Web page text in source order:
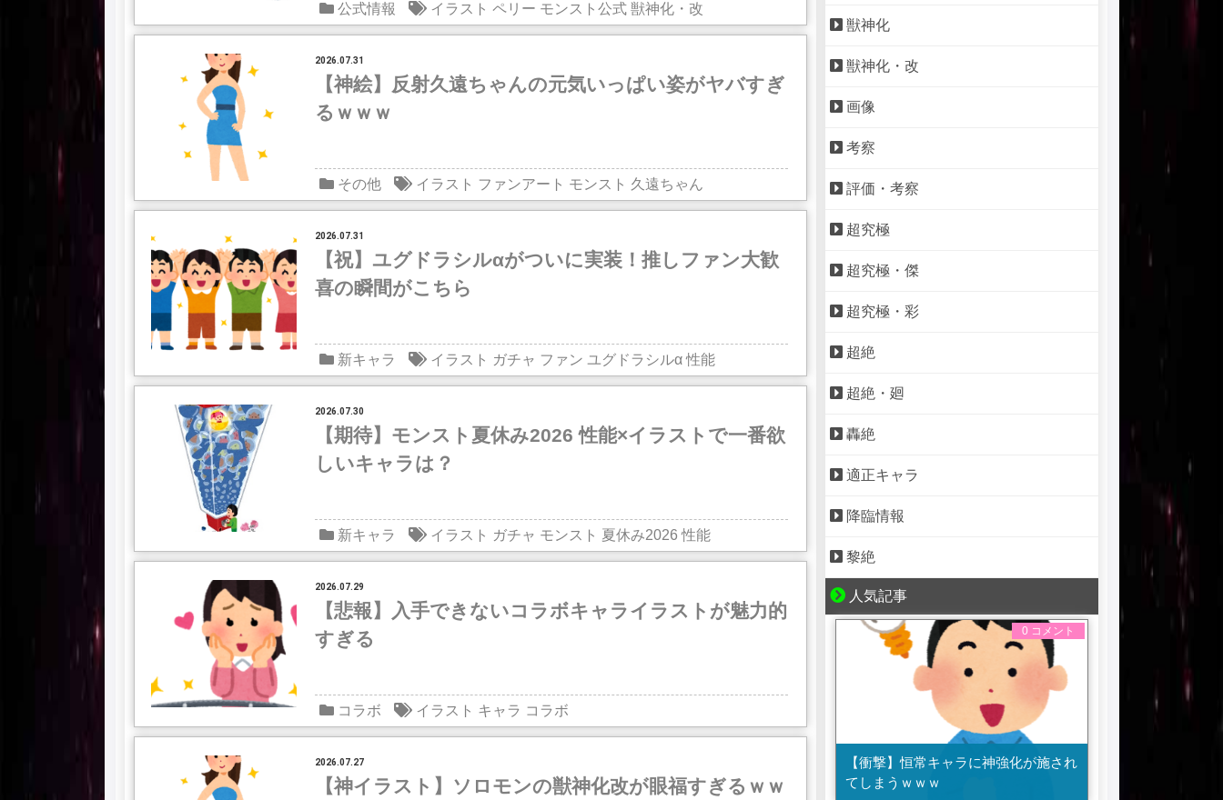
公式情報 イラスト ペリー モンスト公式 獣神化・改
2026.07.31
【神絵】反射久遠ちゃんの元気いっぱい姿がヤバすぎ
るｗｗｗ
その他 イラスト ファンアート モンスト 久遠ちゃん
2026.07.31
【祝】ユグドラシルαがついに実装！推しファン大歓
喜の瞬間がこちら
新キャラ イラスト ガチャ ファン ユグドラシルα 性能
2026.07.30
【期待】モンスト夏休み2026 性能×イラストで一番欲
しいキャラは？
新キャラ イラスト ガチャ モンスト 夏休み2026 性能
2026.07.29
【悲報】入手できないコラボキャライラストが魅力的
すぎる
コラボ イラスト キャラ コラボ
2026.07.27
【神イラスト】ソロモンの獣神化改が眼福すぎるｗｗ
獣神化
獣神化・改
画像
考察
評価・考察
超究極
超究極・傑
超究極・彩
超絶
超絶・廻
轟絶
適正キャラ
降臨情報
黎絶
人気記事
0 コメント
【衝撃】恒常キャラに神強化が施され
てしまうｗｗｗ